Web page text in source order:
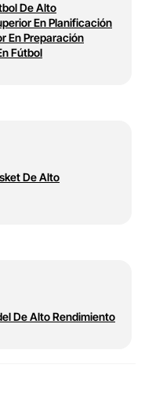
De Alto
En Planificación
En Preparación
Fútbol
De Alto
De Alto Rendimiento